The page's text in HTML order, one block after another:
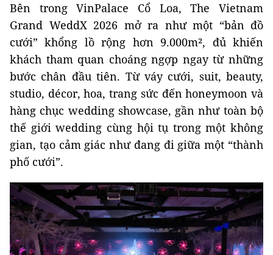
Bên trong VinPalace Cổ Loa, The Vietnam
Grand WeddX 2026 mở ra như một “bản đồ
cưới” khổng lồ rộng hơn 9.000m², đủ khiến
khách tham quan choáng ngợp ngay từ những
bước chân đầu tiên. Từ váy cưới, suit, beauty,
studio, décor, hoa, trang sức đến honeymoon và
hàng chục wedding showcase, gần như toàn bộ
thế giới wedding cùng hội tụ trong một không
gian, tạo cảm giác như đang đi giữa một “thành
phố cưới”.